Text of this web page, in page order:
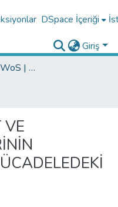
DSpace İçeriği
Giriş
Araştırma Çıktıları | WoS | Scopus | TR-Dizin | PubMed
VE